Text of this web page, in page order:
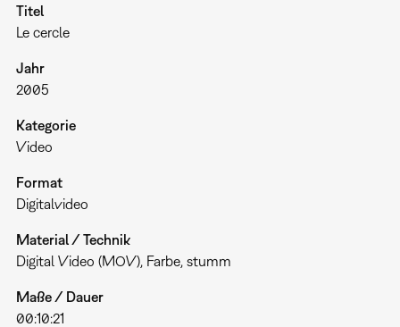
Titel
Le cercle
Jahr
2005
Kategorie
Video
Format
Digitalvideo
Material / Technik
Digital Video (MOV), Farbe, stumm
Maße / Dauer
00:10:21